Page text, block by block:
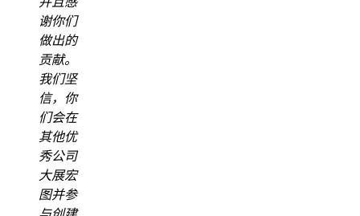
谢你们
做出的
贡献。
我们坚
信，你
们会在
其他优
秀公司
大展宏
图并参